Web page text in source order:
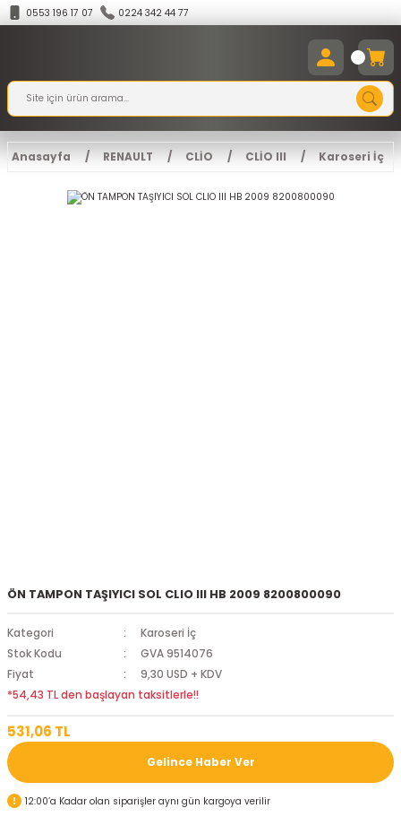
0553 196 17 07 0224 342 44 77
Anasayfa RENAULT CLİO CLİO III Karoseri İç
ÖN TAMPON TAŞIYICI SOL CLIO III HB 2009 8200800090
Kategori
Karoseri İç
Stok Kodu
GVA 9514076
Fiyat
9,30 USD + KDV
*54,43 TL den başlayan taksitlerle!!
531,06 TL
Gelince Haber Ver
12:00’a Kadar olan siparişler aynı gün kargoya verilir